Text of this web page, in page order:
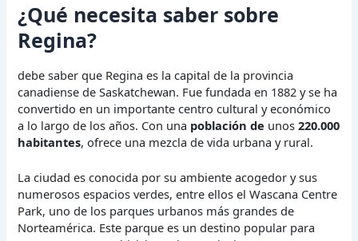
¿Qué necesita saber sobre
Regina?
debe saber que Regina es la capital de la provincia
canadiense de Saskatchewan. Fue fundada en 1882 y se ha
convertido en un importante centro cultural y económico
a lo largo de los años. Con una población de unos220.000
habitantes, ofrece una mezcla de vida urbana y rural.
La ciudad es conocida por su ambiente acogedor y sus
numerosos espacios verdes, entre ellos el Wascana Centre
Park, uno de los parques urbanos más grandes de
Norteamérica. Este parque es un destino popular para